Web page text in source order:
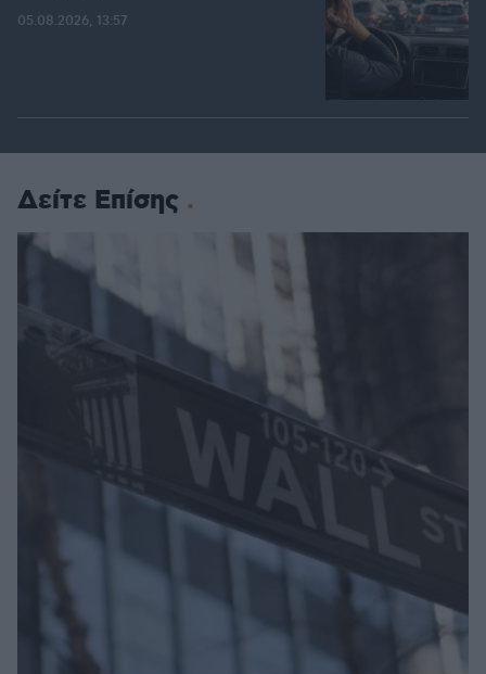
05.08.2026, 13:57
Δείτε Επίσης